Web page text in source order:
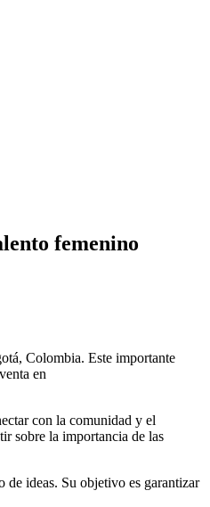
femenino
Colombia. Este importante
en
con la comunidad y el
sobre la importancia de las
de ideas. Su objetivo es garantizar